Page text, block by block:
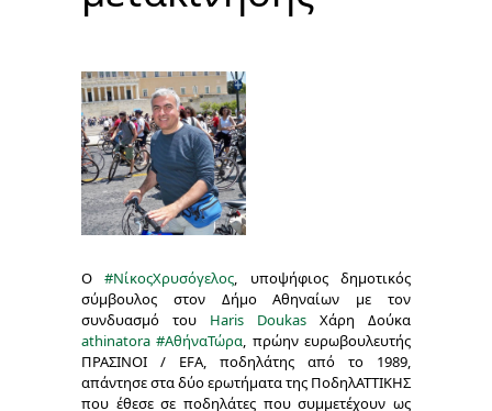
Ο#NίκοςΧρυσόγελος, υποψήφιος δημοτικός
σύμβουλος στον Δήμο Αθηναίων με τον
συνδυασμό του Haris Doukas Χάρη Δούκα
athinatora #ΑθήναΤώρα, πρώην ευρωβουλευτής
ΠΡΑΣΙΝΟΙ / EFA, ποδηλάτης από το 1989,
απάντησε στα δύο ερωτήματα της ΠοδηλΑΤΤΙΚΗΣ
που έθεσε σε ποδηλάτες που συμμετέχουν ως